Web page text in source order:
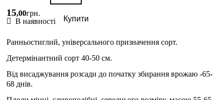
15,00грн.
В наявності
Купити
Ранньостиглий, універсального призначення сорт.
Детермінантний сорт 40-50 см.
Від висаджування розсади до початку збирання врожаю -65-
68 днів.